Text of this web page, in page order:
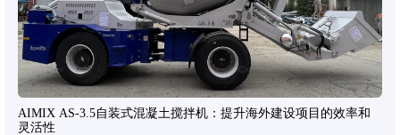
AIMIX AS-3.5自装式混凝土搅拌机：提升海外建设项目的效率和
灵活性